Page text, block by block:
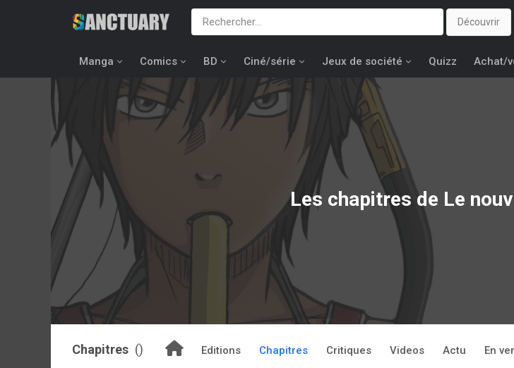
Découvrir
Manga Comics BD Ciné/série Jeux de société Quizz Achat/
Les chapitres de Le
Chapitres () Editions Chapitres Critiques Videos Actu En